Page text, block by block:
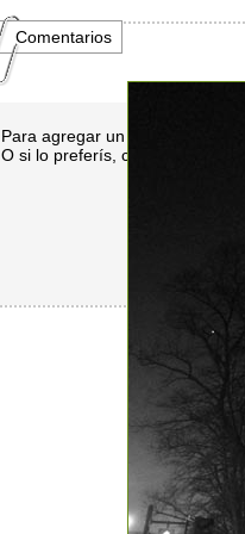
Comentarios
Para agregar un comentario es
O si lo preferís, con